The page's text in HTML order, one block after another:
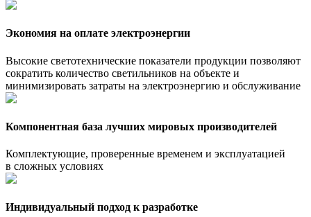
Экономия на оплате электроэнергии
Высокие светотехнические показатели продукции позволяют
сократить количество светильников на объекте и
минимизировать затраты на электроэнергию и обслуживание
Компонентная база лучших мировых производителей
Комплектующие, проверенные временем и эксплуатацией
в сложных условиях
Индивидуальный подход к разработке